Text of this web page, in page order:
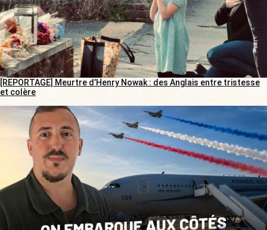
[REPORTAGE] Meurtre d’Henry Nowak : des Anglais entre tristesse
et colère